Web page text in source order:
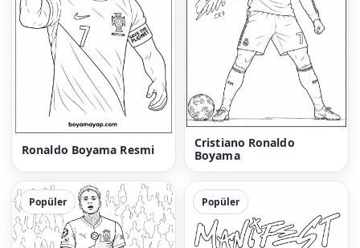
Ronaldo Boyama Resmi
Cristiano Ronaldo
Boyama
Popüler Popüler